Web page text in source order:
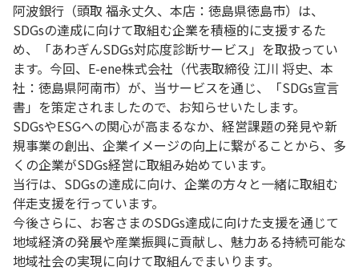
阿波銀行（頭取 福永丈久、本店：徳島県徳島市）は、
SDGsの達成に向けて取組む企業を積極的に支援するた
め、「あわぎんSDGs対応度診断サービス」を取扱ってい
ます。今回、E-ene株式会社（代表取締役 江川 将史、本
社：徳島県阿南市）が、当サービスを通じ、「SDGs宣言
書」を策定されましたので、お知らせいたします。
SDGsやESGへの関心が高まるなか、経営課題の発見や新
規事業の創出、企業イメージの向上に繋がることから、多
くの企業がSDGs経営に取組み始めています。
当行は、SDGsの達成に向け、企業の方々と一緒に取組む
伴走支援を行っています。
今後さらに、お客さまのSDGs達成に向けた支援を通じて
地域経済の発展や産業振興に貢献し、魅力ある持続可能な
地域社会の実現に向けて取組んでまいります。